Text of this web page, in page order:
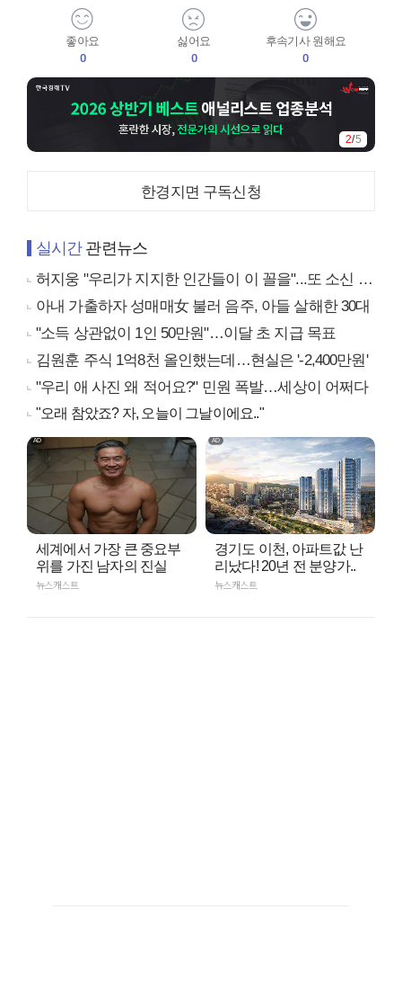
좋아요
0
싫어요
0
후속기사 원해요
0
3/5
한경지면 구독신청
실시간관련뉴스
허지웅 "우리가 지지한 인간들이 이 꼴을"...또 소신 발언
아내 가출하자 성매매女 불러 음주, 아들 살해한 30대
"소득 상관없이 1인 50만원"…이달 초 지급 목표
김원훈 주식 1억8천 올인했는데…현실은 '-2,400만원'
"우리 애 사진 왜 적어요?" 민원 폭발…세상이 어쩌다
"오래 참았죠? 자, 오늘이 그날이에요.."
세계에서 가장 큰 중요부
위를 가진 남자의 진실
뉴스캐스트
경기도 이천, 아파트값 난
리났다! 20년 전 분양가..
뉴스캐스트